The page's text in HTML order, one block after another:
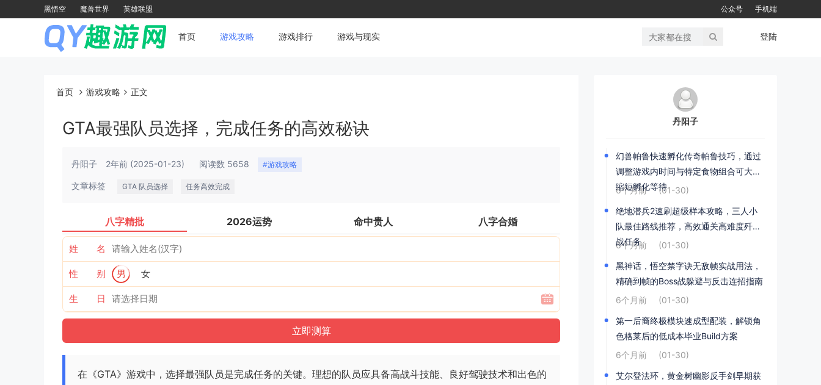
黑悟空 魔兽世界 英雄联盟 公众号 手机端
首页 游戏攻略 游戏排行 游戏与现实 登陆
首页 游戏攻略 正文
GTA最强队员选择，完成任务的高效秘诀
丹阳子 2年前 (2025-01-23) 阅读数 5658 #游戏攻略
文章标签 GTA 队员选择 任务高效完成
八字精批 2026运势 命中贵人 八字合婚
姓 名
性 别 男 女
生 日
在《GTA》游戏中，选择最强队员是完成任务的关键。理想的队员应具备高战斗技能、良好驾驶技术和出色的
丹阳子
幻兽帕鲁快速孵化传奇帕鲁技巧，通过
调整游戏内时间与特定食物组合可大幅
缩短孵化等待
6个月前
(01-30)
绝地潜兵2速刷超级样本攻略，三人小
队最佳路线推荐，高效通关高难度歼灭
战任务
6个月前
(01-30)
黑神话，悟空禁字诀无敌帧实战用法，
精确到帧的Boss战躲避与反击连招指南
6个月前
(01-30)
第一后裔终极模块速成型配装，解锁角
色格莱后的低成本毕业Build方案
6个月前
(01-30)
艾尔登法环，黄金树幽影反手剑早期获